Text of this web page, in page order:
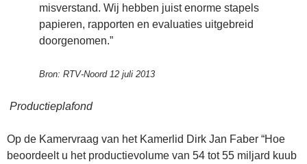
misverstand. Wij hebben juist enorme stapels
papieren, rapporten en evaluaties uitgebreid
doorgenomen.”
Bron: RTV-Noord 12 juli 2013
Productieplafond
Op de Kamervraag van het Kamerlid Dirk Jan Faber “Hoe
beoordeelt u het productievolume van 54 tot 55 miljard kuub